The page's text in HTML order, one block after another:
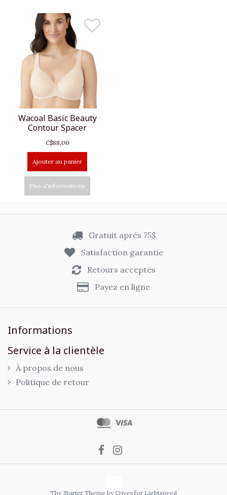
Wacoal Basic Beauty
Contour Spacer
C$88,00
Ajouter au panier
Plus d'informations
Gratuit après 75$
Satisfaction garantie
Retours acceptés
Payez en ligne
Informations
Service à la clientèle
À propos de nous
Politique de retour
The Starter Theme by Crivex for Lightspeed